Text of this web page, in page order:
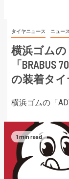
タイヤニュース ニュース
横浜ゴムの
「BRABUS
の装着タ
横浜ゴムの「
1 min read